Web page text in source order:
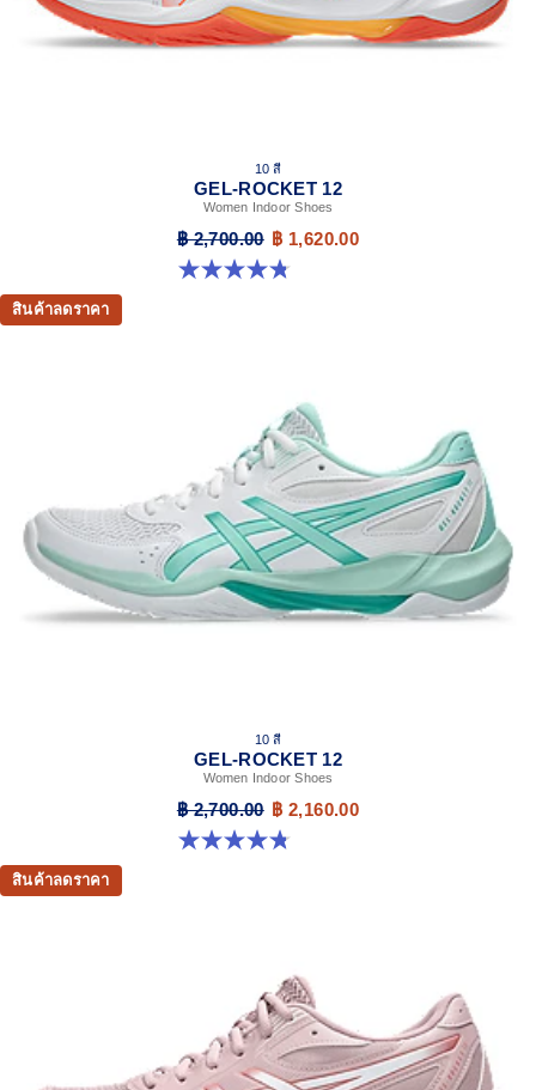
10 สี
GEL-ROCKET 12
Women Indoor Shoes
฿ 2,700.00 ฿ 1,620.00
4.8 จาก 5 ดาว 151 รีวิว
สินค้าลดราคา
10 สี
GEL-ROCKET 12
Women Indoor Shoes
฿ 2,700.00 ฿ 2,160.00
4.8 จาก 5 ดาว 151 รีวิว
สินค้าลดราคา